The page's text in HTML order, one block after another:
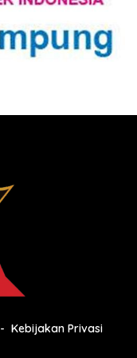
Kebijakan Privasi